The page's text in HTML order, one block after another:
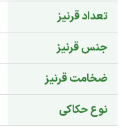
تعداد قرنیز
جنس قرنیز
ضخامت قرنیز
نوع حکاکی